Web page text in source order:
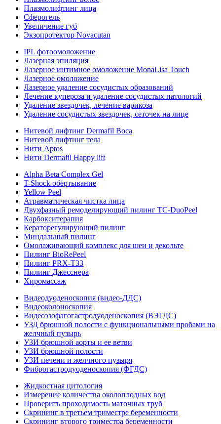
Плазмолифтинг лица
Сферогель
Увеличение губ
Экзопротектор Novacutan
IPL фотоомоложение
Лазерная эпиляция
Лазерное интимное омоложение MonaLisa Touch
Лазерное омоложение
Лазерное удаление сосудистых образований
Лечение купероза и удаление сосудистых патологий
Удаление звездочек, лечение варикоза
Удаление сосудистых звездочек, сеточек на лице
Нитевой лифтинг Dermafil Boca
Нитевой лифтинг тела
Нити Aptos
Нити Dermafil Happy lift
Alpha Beta Complex Gel
T-Shock обёртывание
Yellow Peel
Атравматическая чистка лица
Двухфазный ремоделирующий пилинг TC-DuoPeel
Карбокситерапия
Кераторегулирующий пилинг
Миндальный пилинг
Омолаживающий комплекс для шеи и декольте
Пилинг BioRePeel
Пилинг PRX-T33
Пилинг Джесснера
Хиромассаж
Видеодуоденоскопия (видео-ДДС)
Видеоколоноскопия
Видеоэзофагогастродуоденоскопия (ВЭГДС)
УЗД брюшной полости с функциональными пробами на
желчный пузырь
УЗИ брюшной аорты и ее ветви
УЗИ брюшной полости
УЗИ печени и желчного пузыря
Фиброгастродуоденоскопия (ФГДС)
Жидкостная цитология
Измерение количества околоплодных вод
Проверить проходимость маточных труб
Скрининг в третьем триместре беременности
Скрининг второго триместра беременности